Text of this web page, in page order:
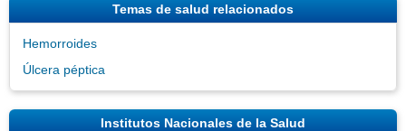
Temas de salud relacionados
Hemorroides
Úlcera péptica
Institutos Nacionales de la Salud